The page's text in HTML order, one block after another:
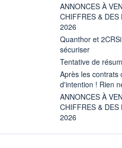
ANNONCES À
CHIFFRES &
2026
Quanthor et
sécuriser
Tentative de
Après les contrats
d'intention ! Rien
ANNONCES À
CHIFFRES &
2026